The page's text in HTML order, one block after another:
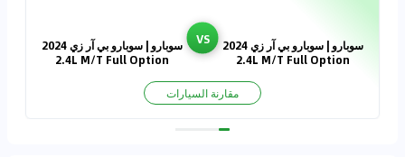
سوبارو | سوبارو بي آر زي 2024
2.4L M/T Full Option
VS
سوبارو | سوبارو بي آر زي 2024
2.4L M/T Full Option
مقارنة السيارات